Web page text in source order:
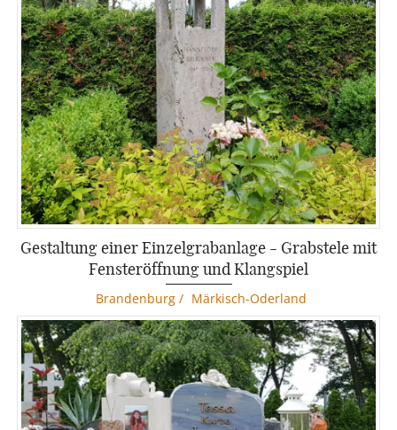
Gestaltung einer Einzelgrabanlage - Grabstele mit
Fensteröffnung und Klangspiel
Brandenburg/ Märkisch-Oderland